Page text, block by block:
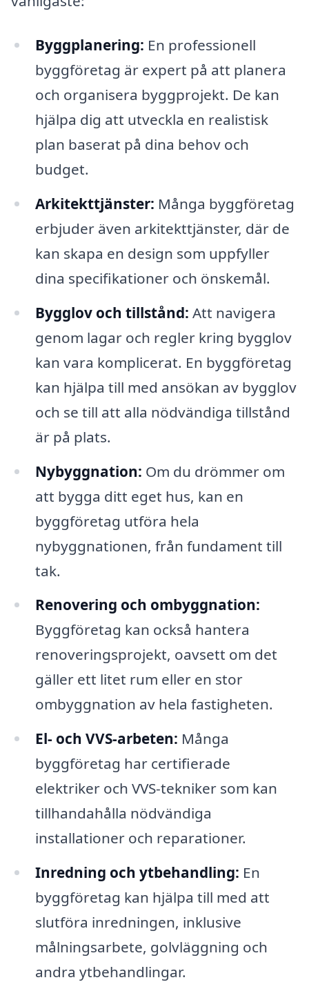
Byggplanering: En professionell
byggföretag är expert på att planera
och organisera byggprojekt. De kan
hjälpa dig att utveckla en realistisk
plan baserat på dina behov och
budget.
Arkitekttjänster: Många byggföretag
erbjuder även arkitekttjänster, där de
kan skapa en design som uppfyller
dina specifikationer och önskemål.
Bygglov och tillstånd: Att navigera
genom lagar och regler kring bygglov
kan vara komplicerat. En byggföretag
kan hjälpa till med ansökan av bygglov
och se till att alla nödvändiga tillstånd
är på plats.
Nybyggnation: Om du drömmer om
att bygga ditt eget hus, kan en
byggföretag utföra hela
nybyggnationen, från fundament till
tak.
Renovering och ombyggnation:
Byggföretag kan också hantera
renoveringsprojekt, oavsett om det
gäller ett litet rum eller en stor
ombyggnation av hela fastigheten.
El- och VVS-arbeten: Många
byggföretag har certifierade
elektriker och VVS-tekniker som kan
tillhandahålla nödvändiga
installationer och reparationer.
Inredning och ytbehandling: En
byggföretag kan hjälpa till med att
slutföra inredningen, inklusive
målningsarbete, golvläggning och
andra ytbehandlingar.